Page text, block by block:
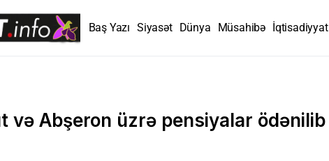
Baş Yazı Siyasət Dünya Müsahibə İqtisadiyyat
və Abşeron üzrə pensiyalar ödənilib